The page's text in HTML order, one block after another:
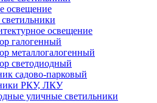
освещение
освещение
галогенный
металлогалогенный
светодиодный
садово-парковый
РКУ, ЛКУ
уличные светильники